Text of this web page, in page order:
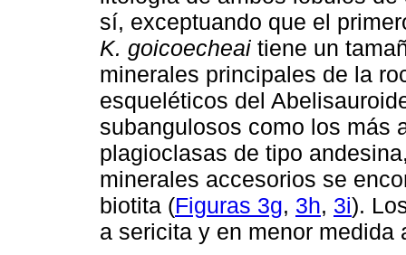
sí, exceptuando que el
K. goicoecheai tiene un
minerales principales de la
esqueléticos del
subangulosos como los más
plagioclasas de tipo
minerales accesorios se
biotita (Figuras 3g, 3h, 3i).
a sericita y en menor medida